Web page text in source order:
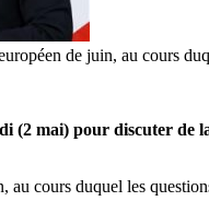
de juin, au cours
mai) pour discuter de
cours duquel les